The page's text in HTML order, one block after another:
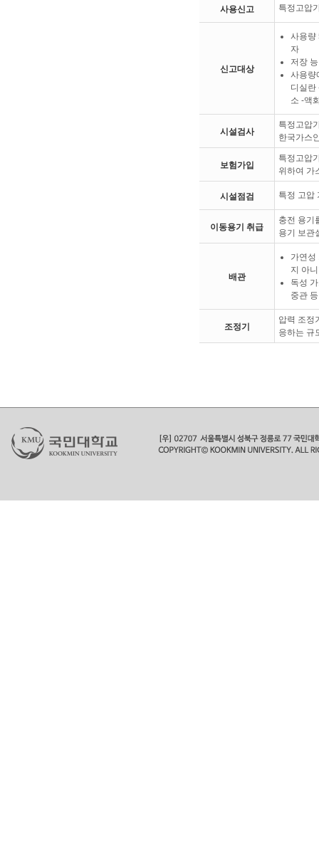
사용신고 특정고압
신고대상
사용량
자
저장
사용량
디실란
소 -액
시설검사
특정고압
한국가스
보험가입
특정고압
위하여 가
시설점검 특정 고압
이동용기 취급
충전 용기
용기 보관
배관
가연성
지 아
독성
중관
조정기
압력 조정
응하는 규